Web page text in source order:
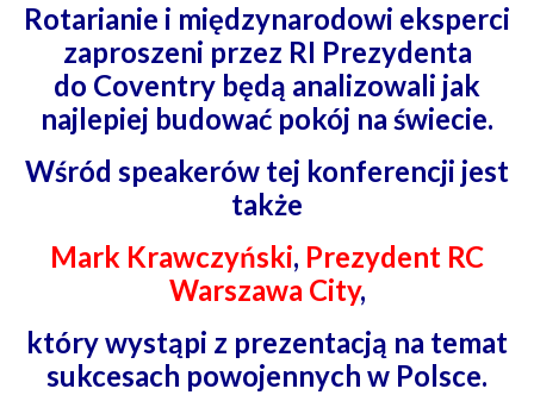
Rotarianie i międzynarodowi eksperci
zaproszeni przez RI Prezydenta
do Coventry będą analizowali jak
najlepiej budować pokój na świecie.
Wśród speakerów tej konferencji jest
także
Mark Krawczyński, Prezydent RC
Warszawa City,
który wystąpi z prezentacją na temat
sukcesach powojennych w Polsce.